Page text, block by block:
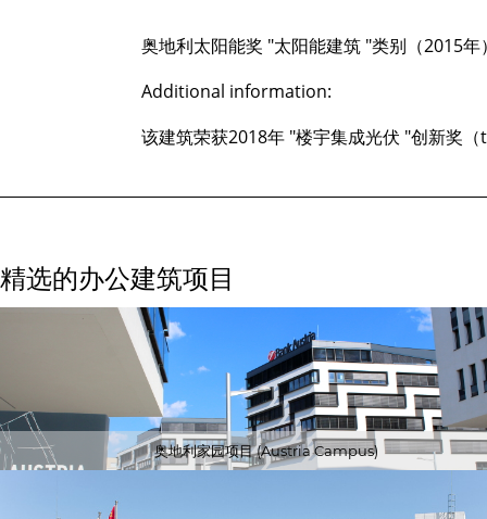
奥地利太阳能奖 "太阳能建筑 "类别（2015
Additional information:
该建筑荣获2018年 "楼宇集成光伏 "创新奖
精选的办公建筑项目
奥地利家园项目 (Austria Campus)